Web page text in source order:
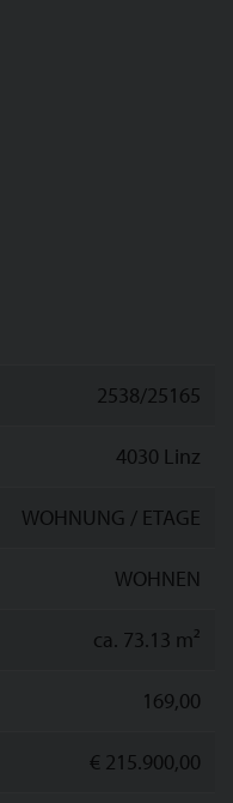
2538/25165
4030 Linz
WOHNUNG / ETAGE
WOHNEN
ca. 73.13 m²
169,00
€ 215.900,00